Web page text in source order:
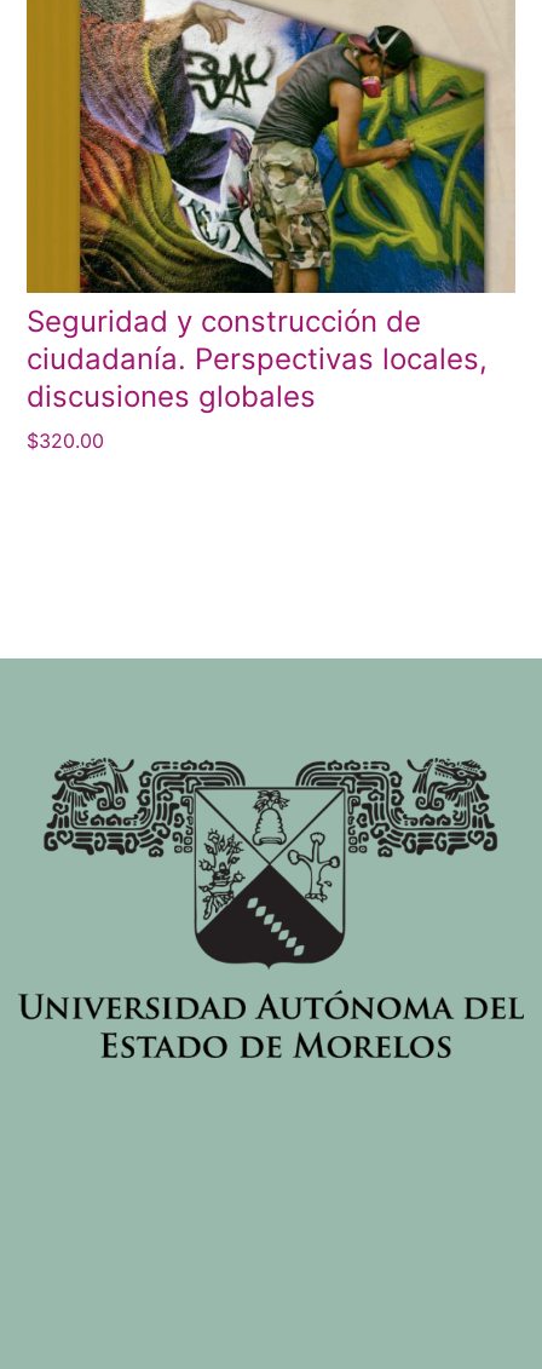
Seguridad y construcción de
ciudadanía. Perspectivas locales,
discusiones globales
$320.00